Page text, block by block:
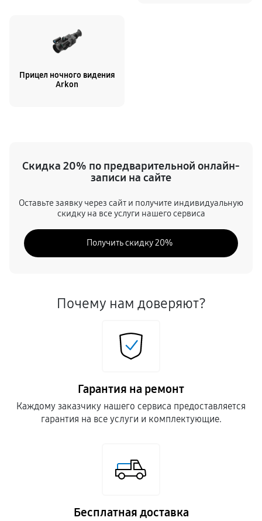
Прицел ночного видения
Arkon
Скидка 20% по предварительной онлайн-
записи на сайте
Оставьте заявку через сайт и получите индивидуальную
скидку на все услуги нашего сервиса
Получить скидку 20%
Почему нам доверяют?
Гарантия на ремонт
Каждому заказчику нашего сервиса предоставляется
гарантия на все услуги и комплектующие.
Бесплатная доставка